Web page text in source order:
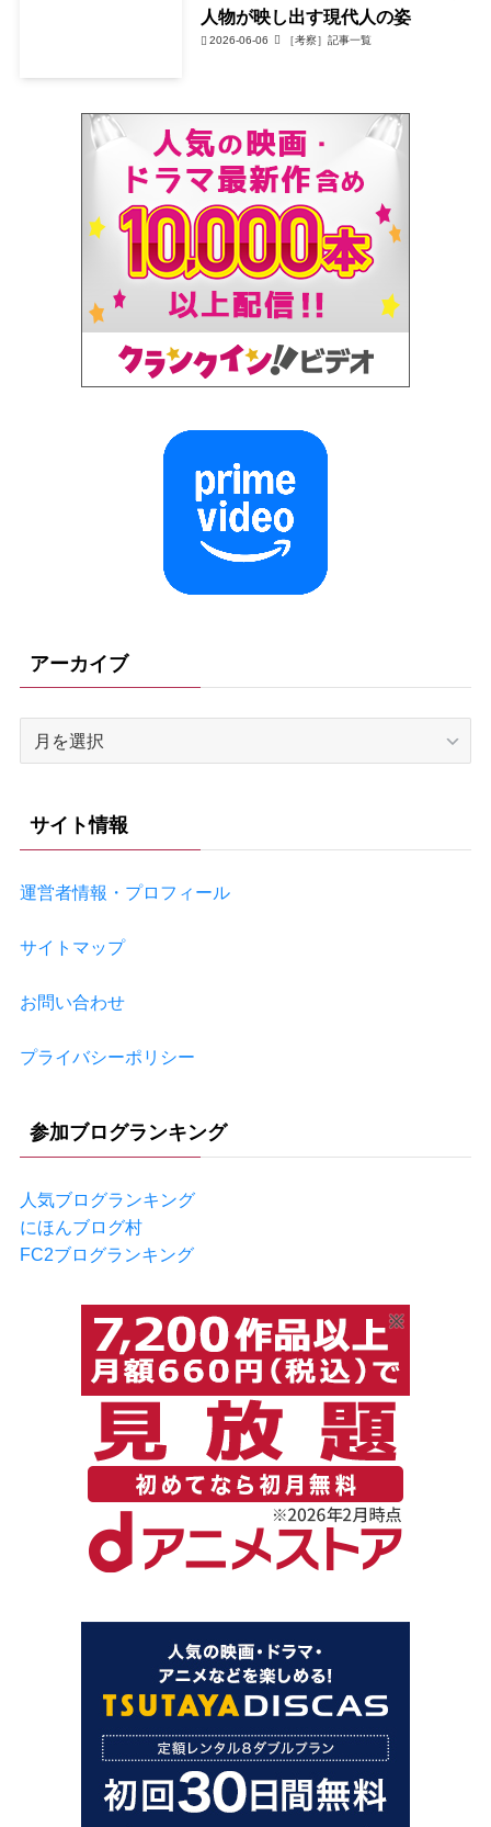
人物が映し出す現代人の姿
2026-06-06 ［考察］記事一覧
アーカイブ
イ
サイト情報
運営者情報・プロフィール
サイトマップ
お問い合わせ
プライバシーポリシー
参加ブログランキング
人気ブログランキング
にほんブログ村
FC2ブログランキング